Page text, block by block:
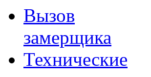
Вызов
замерщика
Технические